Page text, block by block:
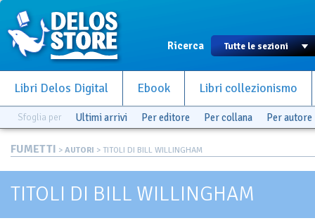
Ricerca
Libri Delos Digital Ebook Libri collezionismo
Sfoglia per Ultimi arrivi Per editore Per collana Per autore
FUMETTI > AUTORI > TITOLI DI BILL WILLINGHAM
TITOLI DI BILL WILLINGHAM